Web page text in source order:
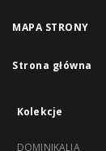
MAPA STRONY
Strona główna
Kolekcje
DOMINIKALIA